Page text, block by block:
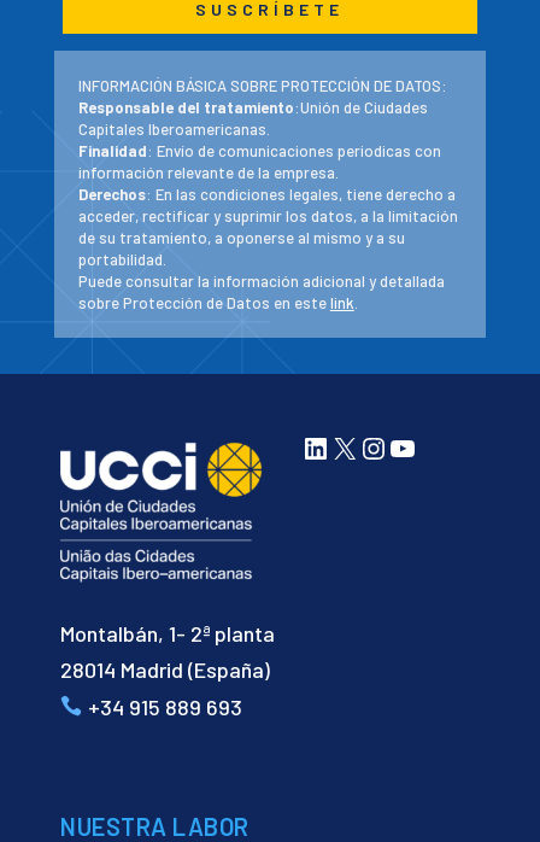
INFORMACIÓN BÁSICA SOBRE PROTECCIÓN DE DATOS:
Responsable del tratamiento:Unión de Ciudades
Capitales Iberoamericanas.
Finalidad: Envío de comunicaciones periodicas con
información relevante de la empresa.
Derechos: En las condiciones legales, tiene derecho a
acceder, rectificar y suprimir los datos, a la limitación
de su tratamiento, a oponerse al mismo y a su
portabilidad.
Puede consultar la información adicional y detallada
sobre Protección de Datos en estelink
Montalbán, 1- 2ª planta
28014 Madrid (España)
+34 915 889 693
LinkedIn
X Instagram
YouTube
NUESTRA LABOR